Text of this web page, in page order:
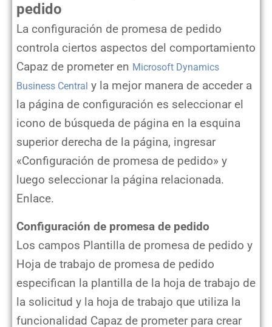
pedido
La configuración de promesa de pedido
controla ciertos aspectos del comportamiento
Capaz de prometer en Microsoft Dynamics
Business Central y la mejor manera de acceder a
la página de configuración es seleccionar el
icono de búsqueda de página en la esquina
superior derecha de la página, ingresar
«Configuración de promesa de pedido» y
luego seleccionar la página relacionada.
Enlace.
Configuración de promesa de pedido
Los campos Plantilla de promesa de pedido y
Hoja de trabajo de promesa de pedido
especifican la plantilla de la hoja de trabajo de
la solicitud y la hoja de trabajo que utiliza la
funcionalidad Capaz de prometer para crear